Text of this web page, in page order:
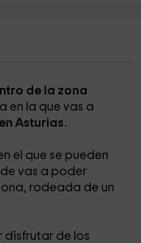
de la zona
en la que vas a
Asturias.
el que se pueden
vas a poder
rodeada de un
disfrutar de los